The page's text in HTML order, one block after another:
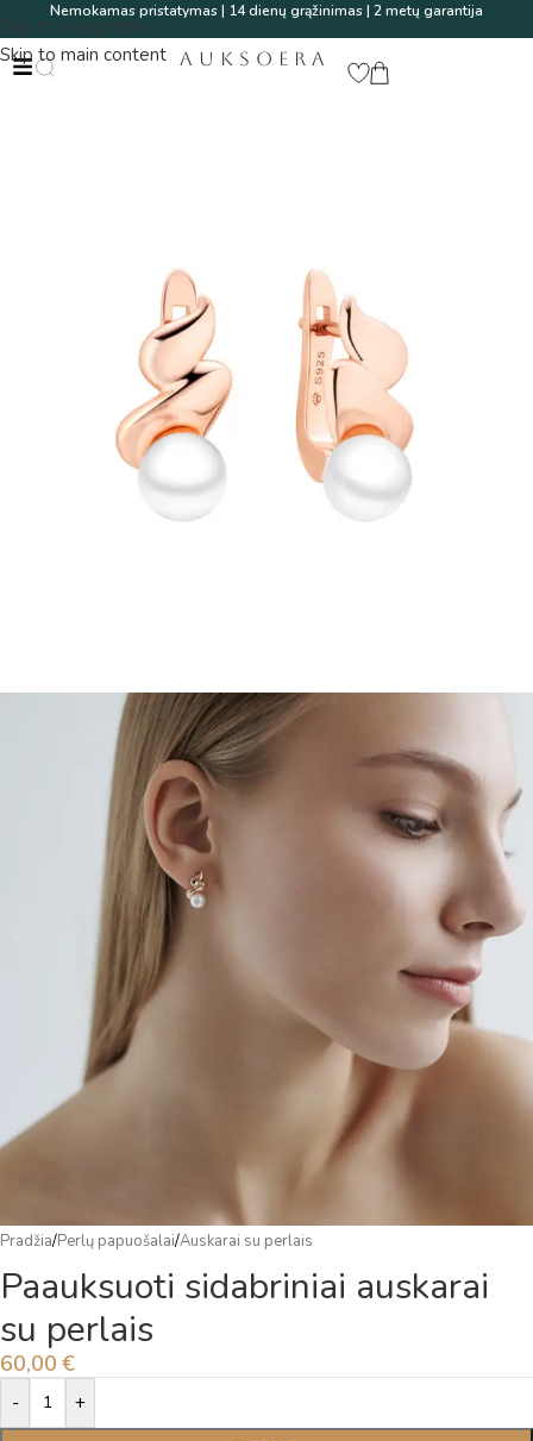
Skip to navigation
Skip to main content
Nemokamas pristatymas | 14 dienų grąžinimas | 2 metų garantija
AUKSOERA
Pradžia/Perlų papuošalai/Auskarai su perlais
Paauksuoti sidabriniai auskarai
su perlais
60,00 €
- +
Alternative: